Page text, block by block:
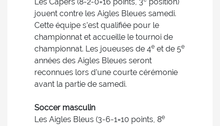
jouent contre les Aigles Bleues samedi.
Cette équipe s’est qualifiée pour le
championnat et accueille le tournoi de
championnat. Les joueuses de 4e et de 5e
années des Aigles Bleues seront
reconnues lors d’une courte cérémonie
avant la partie de samedi.
Soccer masculin
Les Aigles Bleus (3-6-1=10 points, 8e